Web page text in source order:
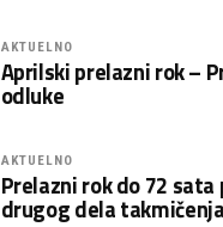
AKTUELNO
Aprilski prelazni rok –
odluke
AKTUELNO
Prelazni rok do 72 sata
drugog dela